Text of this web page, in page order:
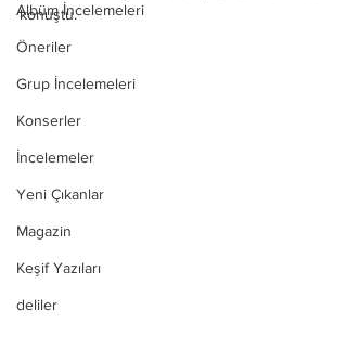
Albüm İncelemeleri
Öneriler
Grup İncelemeleri
Konserler
İncelemeler
Yeni Çıkanlar
Magazin
Keşif Yazıları
deliler
konuştu.